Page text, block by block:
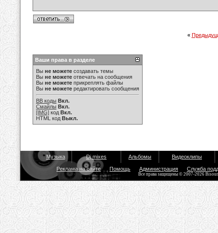
«
Ваши права в разделе
Вы не можете создавать темы
Вы не можете отвечать на сообщения
Вы не можете прикреплять файлы
Вы не можете редактировать сообщения
BB коды Вкл.
Смайлы Вкл.
[IMG] код Вкл.
HTML код Выкл.
Музыка Dj mixes Альбомы Видеоклипы
Реклама на сайте Помощь Администрация Служба
Все права защищены © 2007-2026